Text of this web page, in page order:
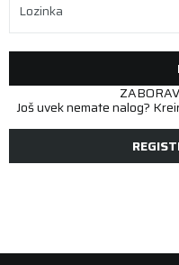
Lozinka
Još uvek nemate nalog?